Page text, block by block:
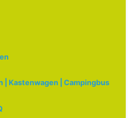
| Kastenwagen | Campingbus